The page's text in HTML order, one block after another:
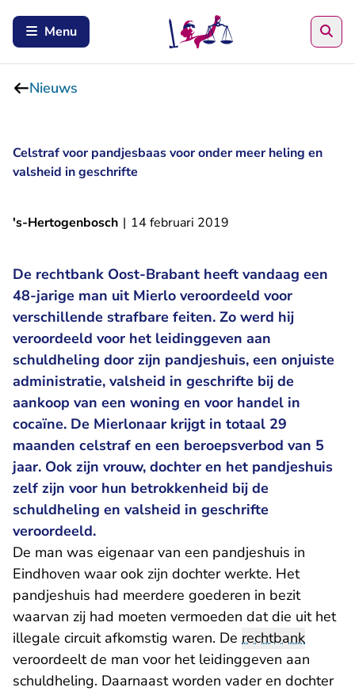
Menu
Nieuws
Celstraf voor pandjesbaas voor onder meer heling en
valsheid in geschrifte
's-Hertogenbosch | 14 februari 2019
De rechtbank Oost-Brabant heeft vandaag een
48-jarige man uit Mierlo veroordeeld voor
verschillende strafbare feiten. Zo werd hij
veroordeeld voor het leidinggeven aan
schuldheling door zijn pandjeshuis, een onjuiste
administratie, valsheid in geschrifte bij de
aankoop van een woning en voor handel in
cocaïne. De Mierlonaar krijgt in totaal 29
maanden celstraf en een beroepsverbod van 5
jaar. Ook zijn vrouw, dochter en het pandjeshuis
zelf zijn voor hun betrokkenheid bij de
schuldheling en valsheid in geschrifte
veroordeeld.
De man was eigenaar van een pandjeshuis in
Eindhoven waar ook zijn dochter werkte. Het
pandjeshuis had meerdere goederen in bezit
waarvan zij had moeten vermoeden dat die uit het
illegale circuit afkomstig waren. De rechtbank
veroordeelt de man voor het leidinggeven aan
schuldheling. Daarnaast worden vader en dochter